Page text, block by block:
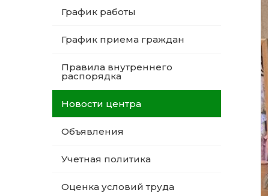
График работы
График приема граждан
Правила внутреннего
распорядка
Новости центра
Объявления
Учетная политика
Оценка условий труда